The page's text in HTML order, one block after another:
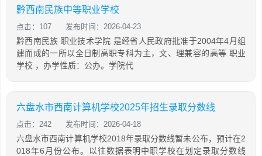
黔西南民族中等职业学校
点击：107 发布时间：2026-04-23
黔西南民族 职业技术学院 是经省人民政府批准于2004年4月组
建而成的一所以全日制高职专科为主，文、理兼容的高等 职业
学校 ，办学性质：公办。学院代
六盘水市西南计算机学校2025年招生录取分数线
点击：242 发布时间：2026-04-18
六盘水市西南计算机学校2018年录取分数线暂未公布，预计在2
018年6月份公布。以往数据表明中职学校在划定录取分数线